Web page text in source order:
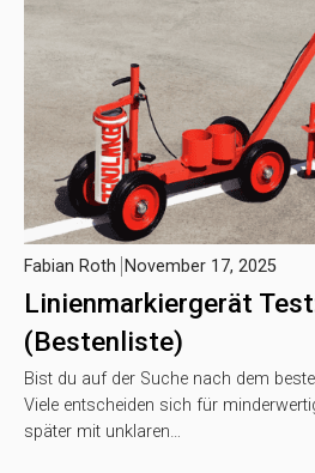
Linienmarkiergerät
(Bestenliste)
Fabian Roth November 17, 2025
Bist du auf der Suche nach dem
Viele entscheiden sich für
später mit unklaren…